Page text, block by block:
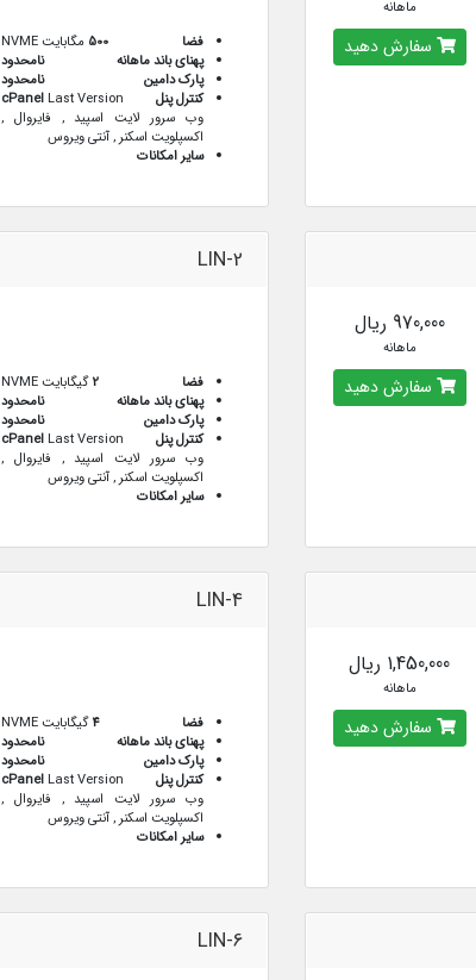
ماهانه
سفارش دهید 500 مگابایت NVME
فضا
نامحدود
پهنای باند ماهانه
نامحدود
پارک دامین
cPanel Last Version
کنترل پنل
وب سرور لایت اسپید , فایروال ,
اکسپلویت اسکنر , آنتی ویروس
سایر امکانات
970,000 ریال
ماهانه
سفارش دهید
LIN-2
2گیگابایت NVME
فضا
نامحدود
پهنای باند ماهانه
نامحدود
پارک دامین
cPanel Last Version
کنترل پنل
وب سرور لایت اسپید , فایروال ,
اکسپلویت اسکنر , آنتی ویروس
سایر امکانات
1,450,000 ریال
ماهانه
سفارش دهید
LIN-4
4گیگابایت NVME
فضا
نامحدود
پهنای باند ماهانه
نامحدود
پارک دامین
cPanel Last Version
کنترل پنل
وب سرور لایت اسپید , فایروال ,
اکسپلویت اسکنر , آنتی ویروس
سایر امکانات
LIN-6